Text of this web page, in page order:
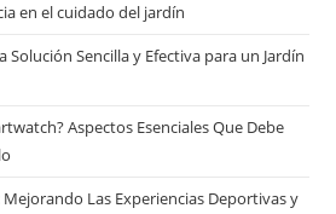
en el cuidado del jardín
Solución Sencilla y Efectiva para un Jardín
Aspectos Esenciales Que Debe
Las Experiencias Deportivas y